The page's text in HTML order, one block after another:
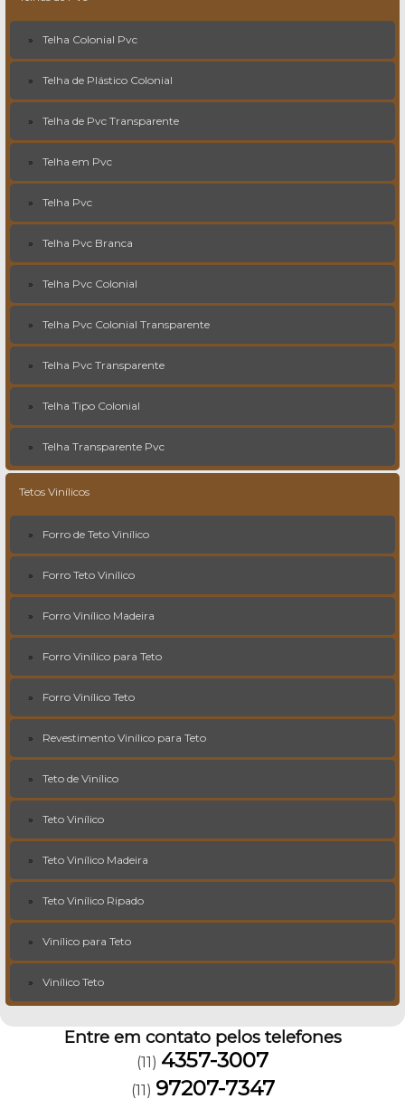
Telha Colonial Pvc
Telha de Plástico Colonial
Telha de Pvc Transparente
Telha em Pvc
Telha Pvc
Telha Pvc Branca
Telha Pvc Colonial
Telha Pvc Colonial Transparente
Telha Pvc Transparente
Telha Tipo Colonial
Telha Transparente Pvc
Tetos Vinílicos
Forro de Teto Vinílico
Forro Teto Vinílico
Forro Vinílico Madeira
Forro Vinílico para Teto
Forro Vinílico Teto
Revestimento Vinílico para Teto
Teto de Vinílico
Teto Vinílico
Teto Vinílico Madeira
Teto Vinílico Ripado
Vinílico para Teto
Vinílico Teto
Entre em contato pelos telefones
(11) 4357-3007
(11) 97207-7347